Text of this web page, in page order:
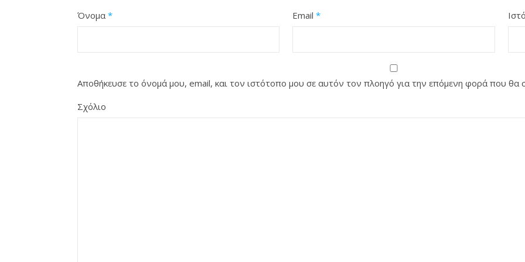
Όνομα * Email*
Αποθήκευσε το όνομά μου, email, και τον ιστότοπο μου σε αυτόν τον πλοηγό για την επόμενη φορά που θα
Σχόλιο